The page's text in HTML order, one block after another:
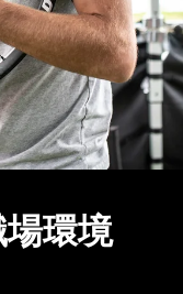
環境